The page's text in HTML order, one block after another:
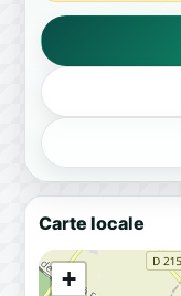
Carte locale
+